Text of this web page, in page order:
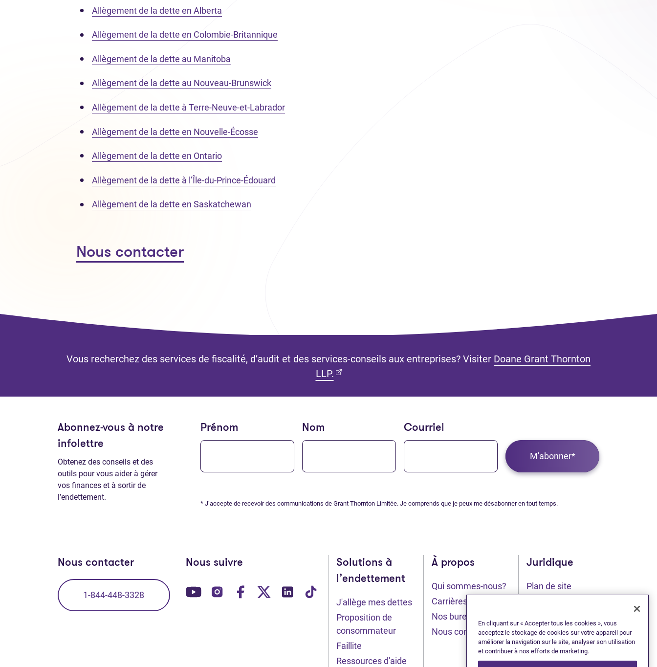
Allègement de la dette en Alberta
Allègement de la dette en Colombie-Britannique
Allègement de la dette au Manitoba
Allègement de la dette au Nouveau-Brunswick
Allègement de la dette à Terre-Neuve-et-Labrador
Allègement de la dette en Nouvelle-Écosse
Allègement de la dette en Ontario
Allègement de la dette à l’Île-du-Prince-Édouard
Allègement de la dette en Saskatchewan
Nous contacter
Vous recherchez des services de fiscalité, d’audit et des services-conseils aux entreprises? Visiter Doane Grant Thornton
LLP.(Ouvre dans un nouvel onglet)
Abonnez-vous à notre
infolettre
Obtenez des conseils et des
outils pour vous aider à gérer
vos finances et à sortir de
l’endettement.
Prénom Nom Courriel
M'abonner*
* J’accepte de recevoir des communications de Grant Thornton Limitée. Je comprends que je peux me désabonner en tout temps.
Nous contacter
1-844-448-3328
Nous suivre
(Ouvre dans un nouvel onglet)
(Ouvre dans un nouvel onglet)
(Ouvre dans un nouvel onglet)
(Ouvre dans un nouvel onglet)
(Ouvre dans un nouvel onglet)
(Ouvre dans un nouvel onglet)
Solutions à
l’endettement
J'allège mes dettes
Proposition de
consommateur
Faillite
Ressources d'aide
À propos
Qui sommes-nous?
Carrières
Nos bureaux
Nous contacter
Juridique
Plan de site
(Ouvre dans un
Conditions
d’utilisation(Ouvre dans un
(Ouvre dans un
En cliquant sur « Accepter tous les cookies », vous
acceptez le stockage de cookies sur votre appareil pour
améliorer la navigation sur le site, analyser son utilisation
et contribuer à nos efforts de marketing.